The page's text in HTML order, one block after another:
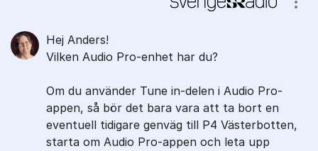
Hej Anders!
Vilken Audio Pro-enhet har du?
Om du använder Tune in-delen i Audio Pro-
appen, så bör det bara vara att ta bort en
eventuell tidigare genväg till P4 Västerbotten,
starta om Audio Pro-appen och leta upp